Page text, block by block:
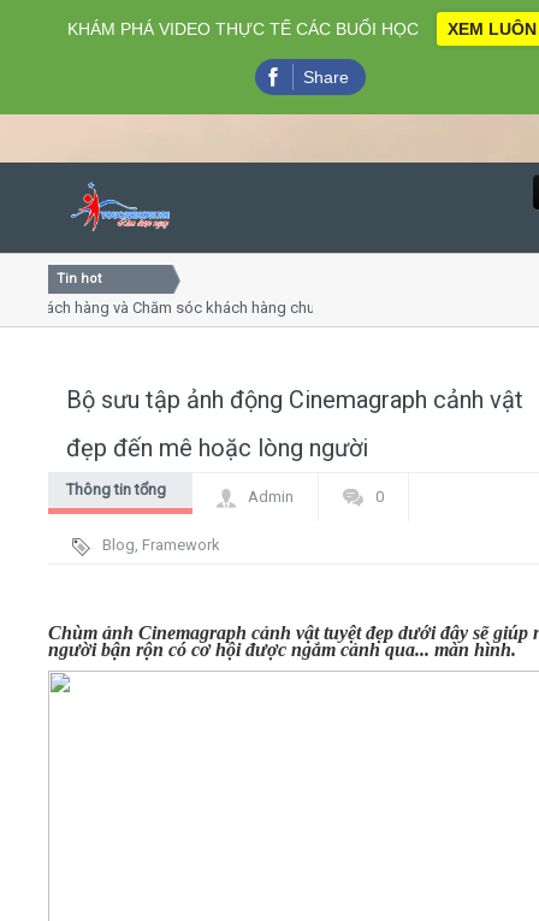
Close
Home
Kiến thức
Tin hot
hàng và Chăm sóc khách hàng chuyên nghiệp
Bộ sưu tập ảnh động Cinemagraph cảnh vật
đẹp đến mê hoặc lòng người
Thông tin tổng
Admin 0
Blog, Framework
Chùm ảnh Cinemagraph cảnh vật tuyệt đẹp dưới đây sẽ giúp
người bận rộn có cơ hội được ngắm cảnh qua... màn hình.
KHÁM PHÁ VIDEO THỰC TẾ CÁC BUỔI HỌC XEM LUÔN
Share